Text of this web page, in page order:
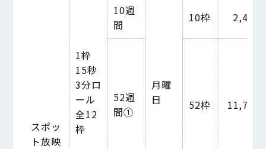
1枠
15秒
3分ロ
ール
全12
枠
月曜
日
スポッ
ト放映
10週
間
10枠
52週
間①
52枠